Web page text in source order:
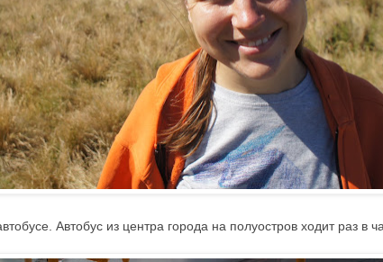
Автобус из центра города на полуостров ходит раз в